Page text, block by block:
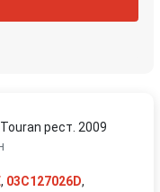
Skoda
рест. 2009
, 03C127026D,